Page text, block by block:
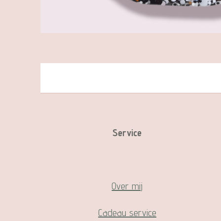
Service
Over mij
Cadeau service